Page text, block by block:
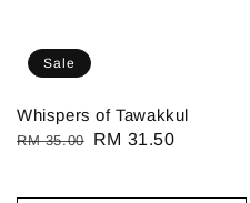
Sale
Whispers of Tawakkul
Regular
RM 35.00
Sale
RM 31.50